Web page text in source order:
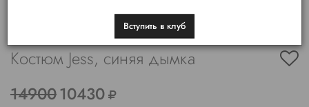
Костюм Jess, синяя дымка
1490010430
Вступить в клуб